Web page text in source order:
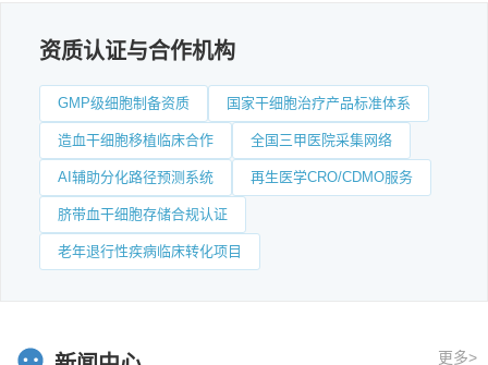
资质认证与合作机构
GMP级细胞制备资质 国家干细胞治疗产品标准体系
造血干细胞移植临床合作 全国三甲医院采集网络
AI辅助分化路径预测系统 再生医学CRO/CDMO服务
脐带血干细胞存储合规认证
老年退行性疾病临床转化项目
更多>